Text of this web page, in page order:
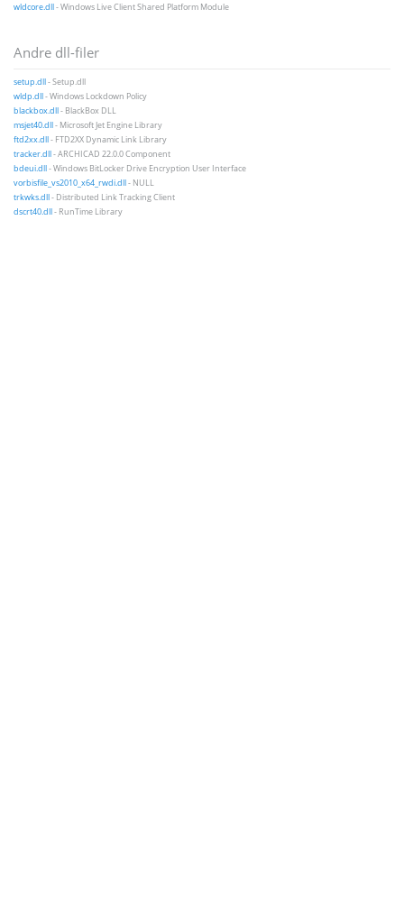
wldcore.dll- Windows Live Client Shared Platform Module
Andre dll-filer
setup.dll- Setup.dll
wldp.dll- Windows Lockdown Policy
blackbox.dll- BlackBox DLL
msjet40.dll- Microsoft Jet Engine Library
ftd2xx.dll- FTD2XX Dynamic Link Library
tracker.dll- ARCHICAD 22.0.0 Component
bdeui.dll- Windows BitLocker Drive Encryption User Interface
vorbisfile_vs2010_x64_rwdi.dll- NULL
trkwks.dll- Distributed Link Tracking Client
dscrt40.dll- RunTime Library